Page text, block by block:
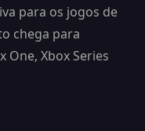
para os jogos de
chega para
One, Xbox Series